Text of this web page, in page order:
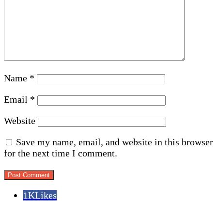
Name *
Email *
Website
Save my name, email, and website in this browser
for the next time I comment.
1KLikes